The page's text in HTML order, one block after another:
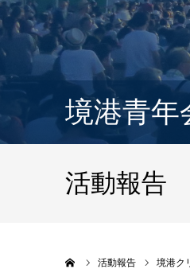
境港青年
活動報告
活動報告 境港ク